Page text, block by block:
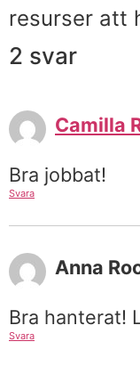
resurser att
2 svar
Camilla
Bra jobbat!
Svara
Anna
Bra hanterat!
Svara